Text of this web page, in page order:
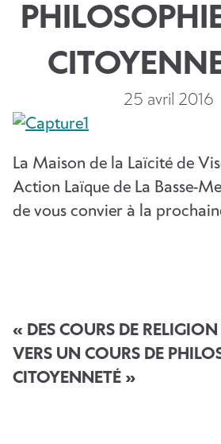
25 avril 2016
La Maison de la Laïcité de
Action Laïque de La Basse-
de vous convier à la
« DES COURS DE
VERS UN COURS DE
CITOYENNETÉ »